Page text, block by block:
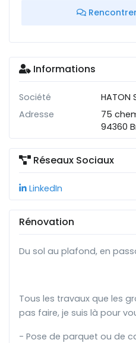
Informations
Société
HATON
Adresse
75
94360
Réseaux Sociaux
LinkedIn
Rénovation
Du sol au plafond, en
Tous les travaux que les
pas faire, je suis là pour
- Pose de parquet ou de